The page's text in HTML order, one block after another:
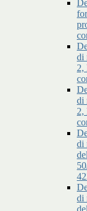
di
2,
di
2,
di
di